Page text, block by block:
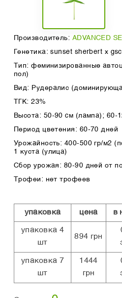
Производитель: ADVANCED
Генетика: sunset sherbert x
Тип: феминизированные
пол)
Вид: Рудералис
ТГК: 23%
Высота: 50-90 cм (лампа); 60-
Период цветения: 60-70 дней
Урожайность: 400-500 гр/м2
1 куста (улица)
Сбор урожая: 80-90 дней от
Трофеи: нет трофеев
упаковка цена в
упаковка 4
шт
894 грн
упаковка 7
шт
1444
грн